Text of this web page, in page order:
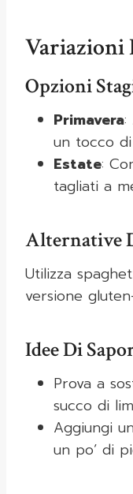
Variazioni
Opzioni
Primavera:
un tocco
Estate:
tagliati a
Alternative
Utilizza
versione
Idee Di
Prova a
succo di
Aggiungi
un po’ di